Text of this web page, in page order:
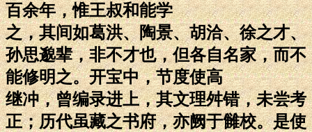
百余年，惟王叔和能学
之，其间如葛洪、陶景、胡洽、徐之才、
孙思邈辈，非不才也，但各自名家，而不
能修明之。开宝中，节度使高
继冲，曾编录进上，其文理舛错，未尝考
正；历代虽藏之书府，亦阙于雠校。是使